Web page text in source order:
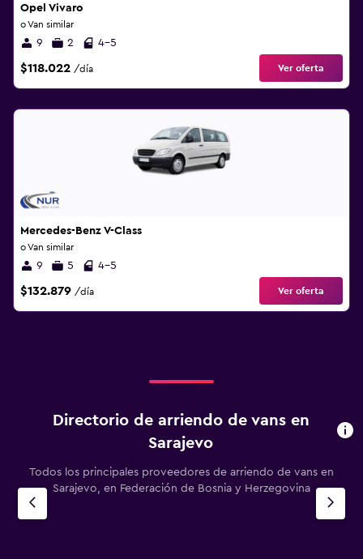
Opel Vivaro
o Van similar
9 2 4-5
$118.022 /día Ver oferta
Mercedes-Benz V-Class
o Van similar
9 5 4-5
$132.879 /día Ver oferta
Directorio de arriendo de vans en
Sarajevo
Todos los principales proveedores de arriendo de vans en
Sarajevo, en Federación de Bosnia y Herzegovina